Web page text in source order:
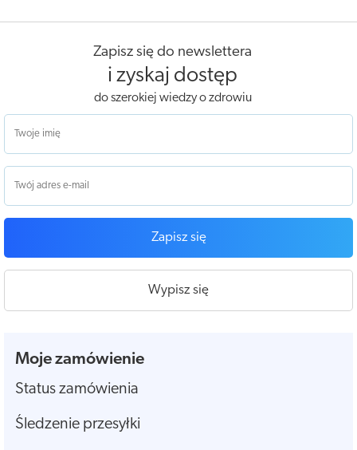
Zapisz się do newslettera
i zyskaj dostęp
do szerokiej wiedzy o zdrowiu
Zapisz się
Wypisz się
Moje zamówienie
Status zamówienia
Śledzenie przesyłki